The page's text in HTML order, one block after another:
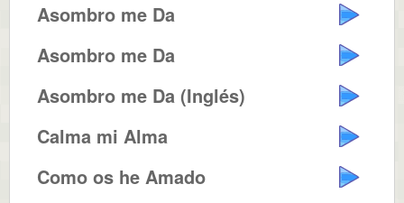
Asombro me Da
Asombro me Da
Asombro me Da (Inglés)
Calma mi Alma
Como os he Amado